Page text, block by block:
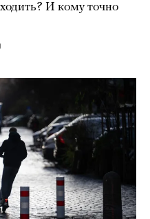
И кому точно